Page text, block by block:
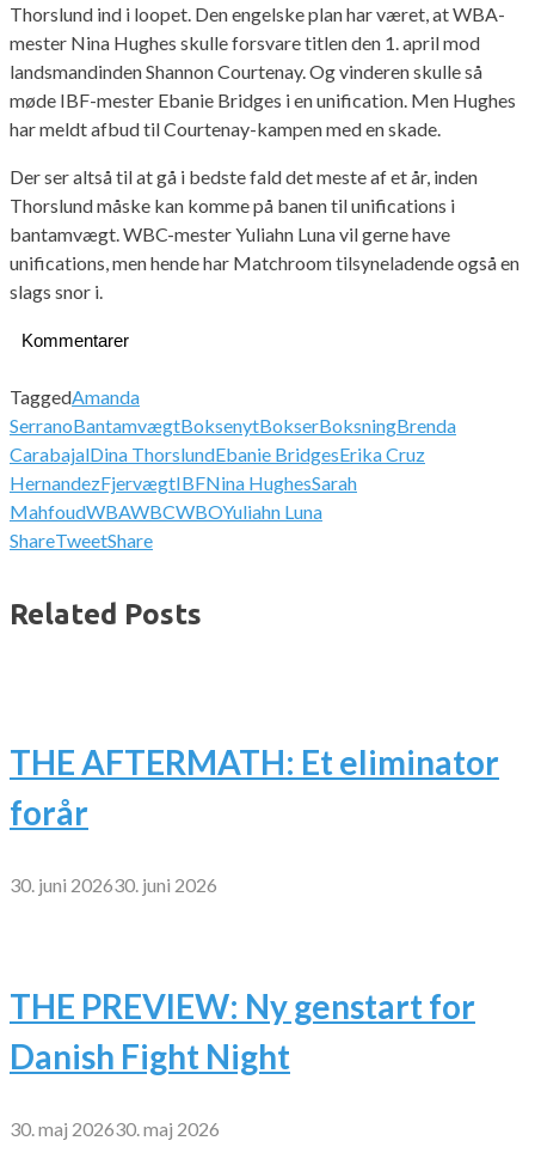
Thorslund ind i loopet. Den engelske plan har været, at WBA-
mester Nina Hughes skulle forsvare titlen den 1. april mod
landsmandinden Shannon Courtenay. Og vinderen skulle så
møde IBF-mester Ebanie Bridges i en unification. Men Hughes
har meldt afbud til Courtenay-kampen med en skade.
Der ser altså til at gå i bedste fald det meste af et år, inden
Thorslund måske kan komme på banen til unifications i
bantamvægt. WBC-mester Yuliahn Luna vil gerne have
unifications, men hende har Matchroom tilsyneladende også en
slags snor i.
Kommentarer
TaggedAmanda
SerranoBantamvægtBoksenytBokserBoksningBrenda
CarabajalDina ThorslundEbanie BridgesErika Cruz
HernandezFjervægtIBFNina HughesSarah
MahfoudWBAWBCWBOYuliahn Luna
ShareTweetShare
Related Posts
THE AFTERMATH: Et eliminator
forår
30. juni 202630. juni 2026
THE PREVIEW: Ny genstart for
Danish Fight Night
30. maj 202630. maj 2026